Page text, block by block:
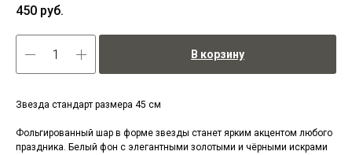
450 руб.
В корзину
Звезда стандарт размера 45 см
Фольгированный шар в форме звезды станет ярким акцентом любого
праздника. Белый фон с элегантными золотыми и чёрными искрами